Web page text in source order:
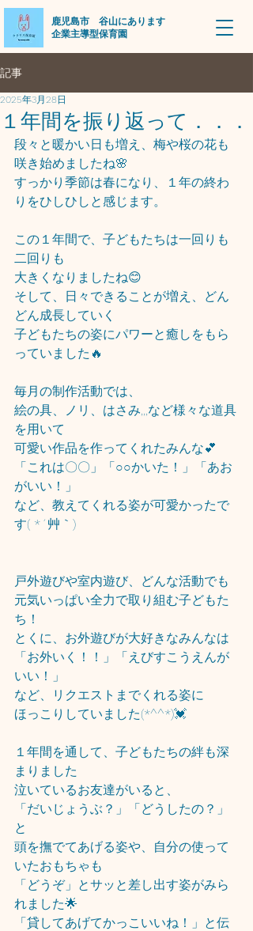
​鹿児島市 谷山にあります
企業主導型保育園
記事
１年間を振り返って．．．
2025年3月28日
段々と暖かい日も増え、梅や桜の花も
咲き始めましたね🌸
すっかり季節は春になり、１年の終わ
りをひしひしと感じます。
この１年間で、子どもたちは一回りも
二回りも
大きくなりましたね😊
そして、日々できることが増え、どん
どん成長していく
子どもたちの姿にパワーと癒しをもら
っていました🔥
毎月の制作活動では、
絵の具、ノリ、はさみ,,,など様々な道具
を用いて
可愛い作品を作ってくれたみんな💕
「これは〇〇」「○○かいた！」「あお
がいい！」
など、教えてくれる姿が可愛かったで
す( *´艸｀)
戸外遊びや室内遊び、どんな活動でも
元気いっぱい全力で取り組む子どもた
ち！
とくに、お外遊びが大好きなみんなは
「お外いく！！」「えびすこうえんが
いい！」
など、リクエストまでくれる姿に
ほっこりしていました(*^^*)💓
１年間を通して、子どもたちの絆も深
まりました
泣いているお友達がいると、
「だいじょうぶ？」「どうしたの？」
と
頭を撫でてあげる姿や、自分の使って
いたおもちゃも
「どうぞ」とサッと差し出す姿がみら
れました🌟
「貸してあげてかっこいいね！」と伝